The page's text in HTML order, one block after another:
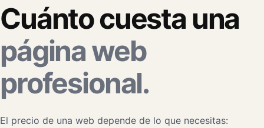
Cuánto cuesta una
página web
profesional.
El precio de una web depende de lo que necesitas: